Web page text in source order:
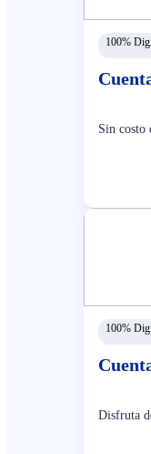
100%
Sin costo
100%
Disfruta